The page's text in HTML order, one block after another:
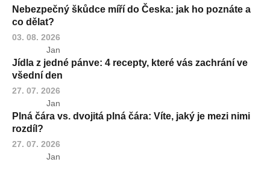
Nebezpečný škůdce míří do Česka: jak ho poznáte a
co dělat?
03. 08. 2026
Jan
Jídla z jedné pánve: 4 recepty, které vás zachrání ve
všední den
27. 07. 2026
Jan
Plná čára vs. dvojitá plná čára: Víte, jaký je mezi nimi
rozdíl?
27. 07. 2026
Jan